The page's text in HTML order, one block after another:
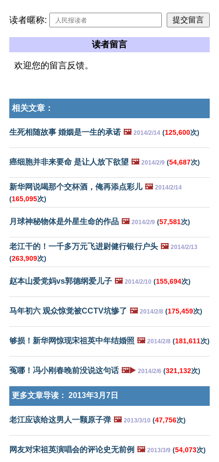
读者暱称:
读者留言
欢迎您的留言反馈。
相关文章：
生死相随故事 婚姻是一生的承诺 🖼️ 2014/2/14 (125,600次)
癌细胞并非来要命 是让人放下欲望 🖼️ 2014/2/9 (54,687次)
新华网说喝那个交杯酒，俺再添点彩儿 🖼️ 2014/2/14
(165,095次)
月球神秘物体是外星生命的作品 🖼️ 2014/2/9 (57,581次)
老江干的！一千多万元飞进尉健行银行户头 🖼️ 2014/2/13
(263,909次)
赵本山爱党妈vs郭德纲爱儿子 🖼️ 2014/2/10 (155,694次)
马年初六 观众惊觉被CCTV坑惨了 🖼️ 2014/2/8 (175,459次)
够损！新华网惊现宋祖英中年结婚照 🖼️ 2014/2/8 (181,611次)
冤哪！冯小刚春晚前没说这句话 🖼️▶️ 2014/2/6 (321,132次)
更多文章导读： 2013年3月7日
老江应该给这男人一颗原子弹 🖼️ 2013/3/10 (47,756次)
网友对宋祖英演唱会的评论史无前例 🖼️ 2013/3/9 (54,073次)